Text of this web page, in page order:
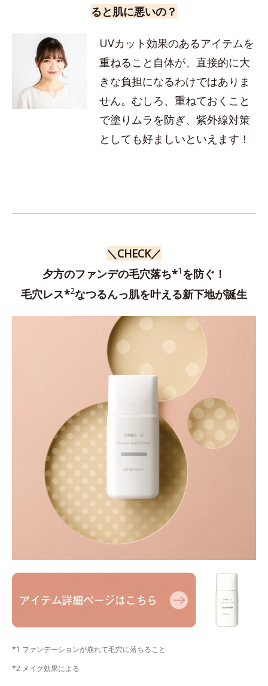
ると肌に悪いの？
UVカット効果のあるアイテムを
重ねること自体が、直接的に大
きな負担になるわけではありま
せん。むしろ、重ねておくこと
で塗りムラを防ぎ、紫外線対策
としても好ましいといえます！
＼CHECK／
夕方のファンデの毛穴落ち*1 を防ぐ！
毛穴レス*2なつるんっ肌を叶える新下地が誕生
*1 ファンデーションが崩れて毛穴に落ちること
*2 メイク効果による